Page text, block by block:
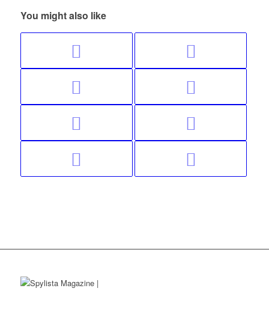
You might also like